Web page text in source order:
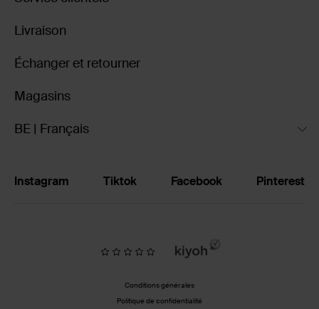
Livraison
Échanger et retourner
Magasins
BE | Français
Instagram Tiktok Facebook Pinterest
Conditions générales
Politique de confidentialité